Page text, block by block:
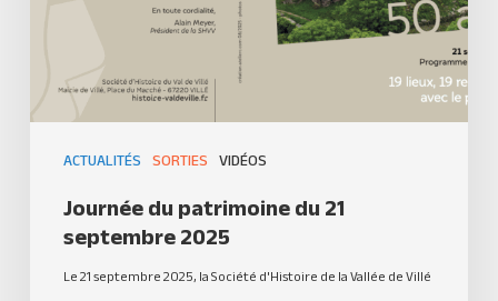
ACTUALITÉS SORTIES VIDÉOS
Journée du patrimoine du 21
septembre 2025
Le 21 septembre 2025, la Société d'Histoire de la Vallée de Villé